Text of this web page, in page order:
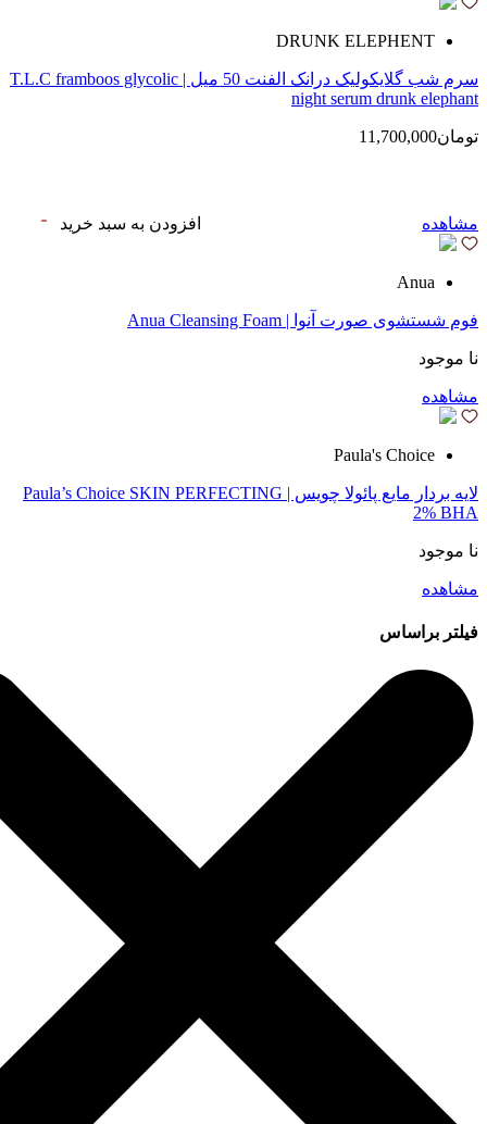
DRUNK ELEPHENT
سرم شب گلایکولیک درانک الفنت 50 میل | T.L.C framboos glycolic
night serum drunk elephant
تومان11,700,000
مشاهده افزودن به سبد خرید
Anua
فوم شستشوی صورت آنوا | Anua Cleansing Foam
نا موجود
مشاهده
Paula's Choice
لایه بردار مایع پائولا چویس | Paula’s Choice SKIN PERFECTING
2% BHA
نا موجود
مشاهده
فیلتر براساس